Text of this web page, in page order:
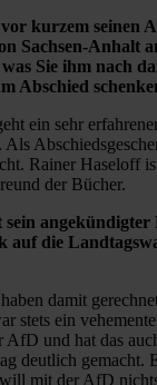
kurzem seinen
Sachsen-Anhalt
Sie ihm nach
Abschied
ein sehr
Als
Rainer Haseloff
der Bücher.
angekündigter
auf die
damit
stets ein
AfD und hat das
deutlich gemacht.
mit der AfD